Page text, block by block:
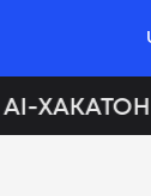
ХАКАТОН